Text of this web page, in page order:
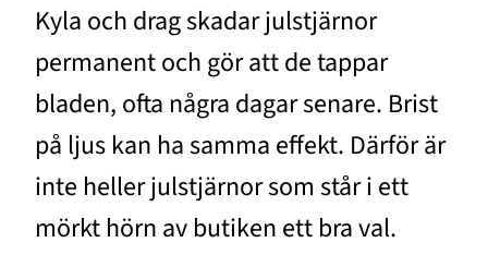
Kyla och drag skadar julstjärnor
permanent och gör att de tappar
bladen, ofta några dagar senare. Brist
på ljus kan ha samma effekt. Därför är
inte heller julstjärnor som står i ett
mörkt hörn av butiken ett bra val.